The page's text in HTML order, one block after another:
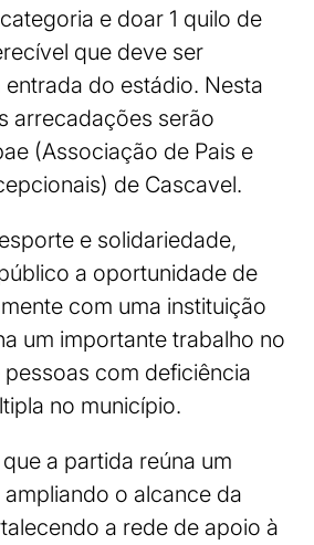
e doar 1 quilo de
que deve ser
do estádio. Nesta
arrecadações serão
(Associação de Pais e
de Cascavel.
e solidariedade,
a oportunidade de
com uma instituição
um importante trabalho no
com deficiência
no município.
a partida reúna um
o alcance da
a rede de apoio à